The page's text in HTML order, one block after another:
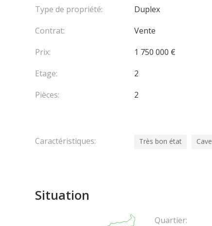
Type de propriété:
Duplex
Contrat:
Vente
Prix:
1 750 000 €
Etage:
2
Pièces:
2
Caractéristiques: Très bon état Cave
Situation
Quartier: